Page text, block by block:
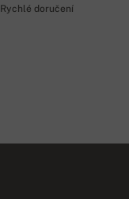
Rychlé doručení